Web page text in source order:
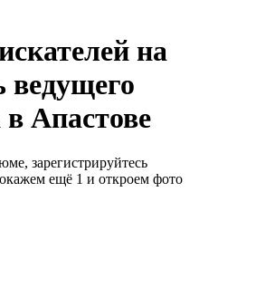
на
ведущего
Апастове
зарегистрируйтесь
ещё 1 и откроем фото